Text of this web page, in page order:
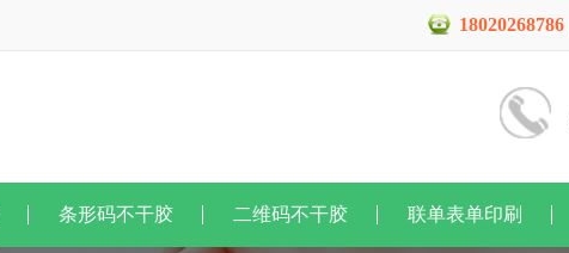
18020268786
条形码不干胶 二维码不干胶 联单表单印刷